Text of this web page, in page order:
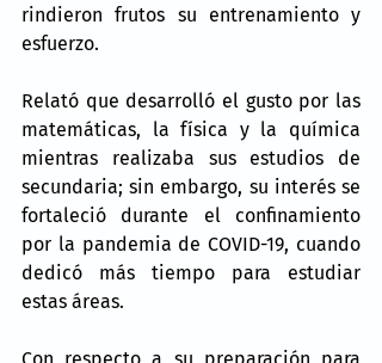
rindieron frutos su entrenamiento y
esfuerzo.
Relató que desarrolló el gusto por las
matemáticas, la física y la química
mientras realizaba sus estudios de
secundaria; sin embargo, su interés se
fortaleció durante el confinamiento
por la pandemia de COVID-19, cuando
dedicó más tiempo para estudiar
estas áreas.